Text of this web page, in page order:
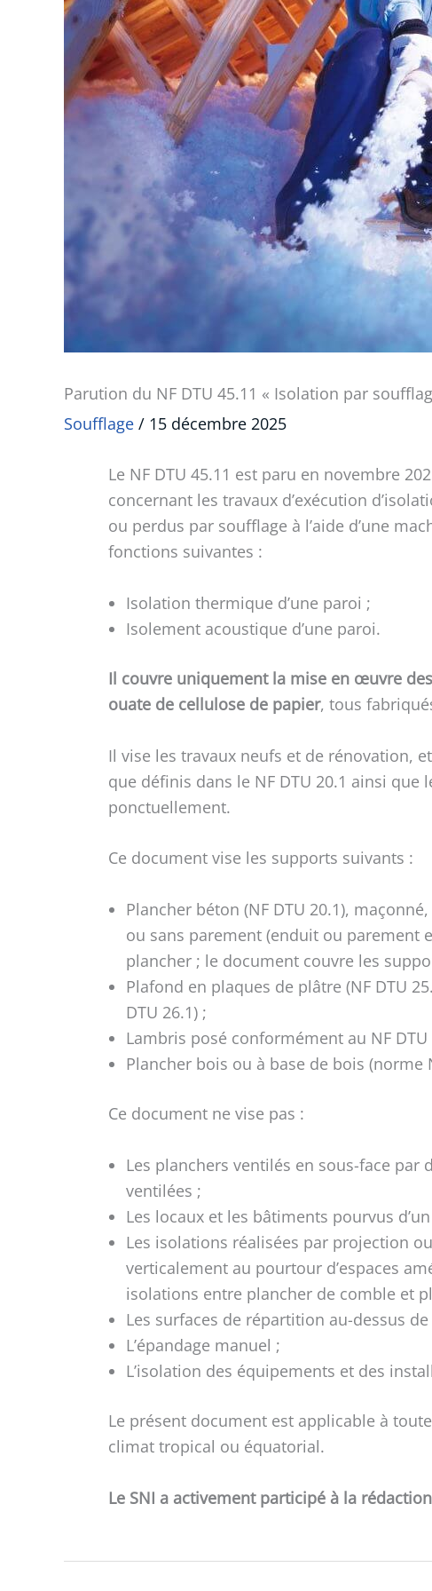
Parution du NF DTU 45.11 « Isolation par
Soufflage / 15 décembre 2025
Le NF DTU 45.11 est paru en novembre
concernant les travaux d’exécution
ou perdus par soufflage à l’aide d’une
fonctions suivantes :
Isolation thermique d’une paroi ;
Isolement acoustique d’une paroi.
Il couvre uniquement la mise en œuvre
ouate de cellulose de papier, tous
Il vise les travaux neufs et de rénovation,
que définis dans le NF DTU 20.1 ainsi
ponctuellement.
Ce document vise les supports suivants :
Plancher béton (NF DTU 20.1),
ou sans parement (enduit ou parement
plancher ; le document couvre les
Plafond en plaques de plâtre (NF DTU
DTU 26.1) ;
Lambris posé conformément au NF
Plancher bois ou à base de bois (norme
Ce document ne vise pas :
Les planchers ventilés en sous-face par
ventilées ;
Les locaux et les bâtiments pourvus
Les isolations réalisées par projection
verticalement au pourtour d’espaces
isolations entre plancher de comble et
Les surfaces de répartition au-dessus
L’épandage manuel ;
L’isolation des équipements et des
Le présent document est applicable à
climat tropical ou équatorial.
Le SNI a activement participé à la